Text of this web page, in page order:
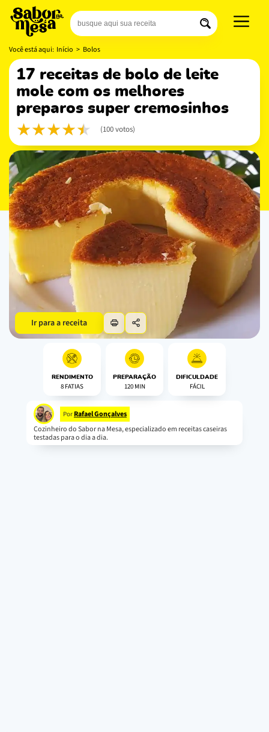
Você está aqui: Início > Bolos
17 receitas de bolo de leite
mole com os melhores
preparos super cremosinhos
(100 votos)
Ir para a receita
RENDIMENTO
8 FATIAS
PREPARAÇÃO
120 MIN
DIFICULDADE
FÁCIL
Por Rafael Gonçalves
Cozinheiro do Sabor na Mesa, especializado em receitas caseiras
testadas para o dia a dia.